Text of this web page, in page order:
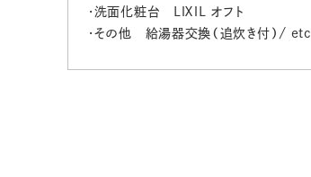
・洗面化粧台 ＬＩＸＩＬ オフト
・その他 給湯器交換（追炊き付）/ etc